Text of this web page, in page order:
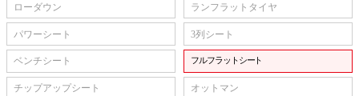
ローダウン ランフラットタイヤ
パワーシート 3列シート
ベンチシート フルフラットシート
チップアップシート オットマン